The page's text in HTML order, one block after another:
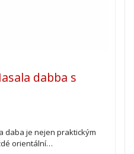
dabba s
daba je nejen praktickým
orientální…